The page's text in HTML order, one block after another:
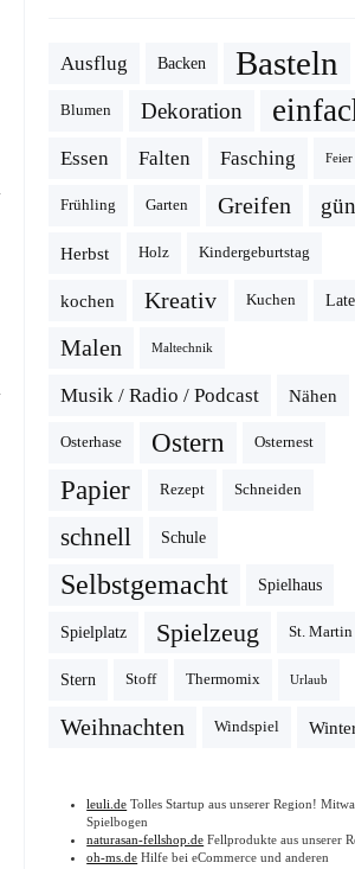
Ausflug Backen Basteln
Blumen Dekoration
Essen Falten Fasching Feier
Frühling Garten Greifen
Herbst Holz Kindergeburtstag
kochen Kreativ Kuchen
Malen Maltechnik
Musik / Radio / Podcast Nähen
Osterhase Ostern Osternest
Papier Rezept Schneiden
schnell Schule
Selbstgemacht Spielhaus
Spielplatz Spielzeug St. Martin
Stern Stoff Thermomix Urlaub
Weihnachten Windspiel
leuli.de Tolles Startup aus unserer Region!
Spielbogen
naturasan-fellshop.de Fellprodukte aus unserer
oh-ms.de Hilfe bei eCommerce und anderen